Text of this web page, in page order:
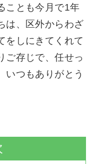
ことも今月で1年
は、区外からわざ
をしにきてくれて
ご存じで、任せっ
いつもありがとう